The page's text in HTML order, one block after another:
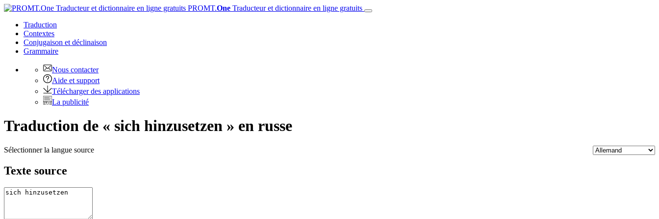
PROMT.One Traducteur et dictionnaire en ligne gratuits
Traduction
Contextes
Conjugaison et déclinaison
Grammaire
Nous contacter
Aide et support
Télécharger des applications
La publicité
Traduction de « sich hinzusetzen » en russe
Sélectionner la langue source
Texte source